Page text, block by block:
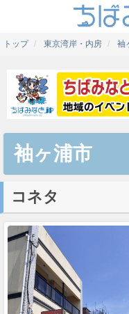
トップ 東京湾岸・内房 袖
袖ヶ浦市
コネタ